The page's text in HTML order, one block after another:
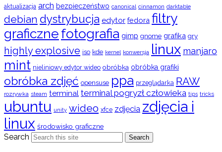
aktualizacja arch bezpieczeństwo canonical cinnamon darktable
debian dystrybucja edytor fedora filtry
graficznefotografia gimp gnome grafika gry
highly explosive iso kde kernel konwersja linux manjaro
mint nieliniowy edytor wideo obróbka obróbka grafiki
obróbka zdjęć opensuse ppa przeglądarka RAW
rozrywka steam terminal terminal pogryzł człowieka tips tricks
ubuntu unity wideo xfce zdjęcia zdjęcia i
linux środowisko graficzne
Search Search